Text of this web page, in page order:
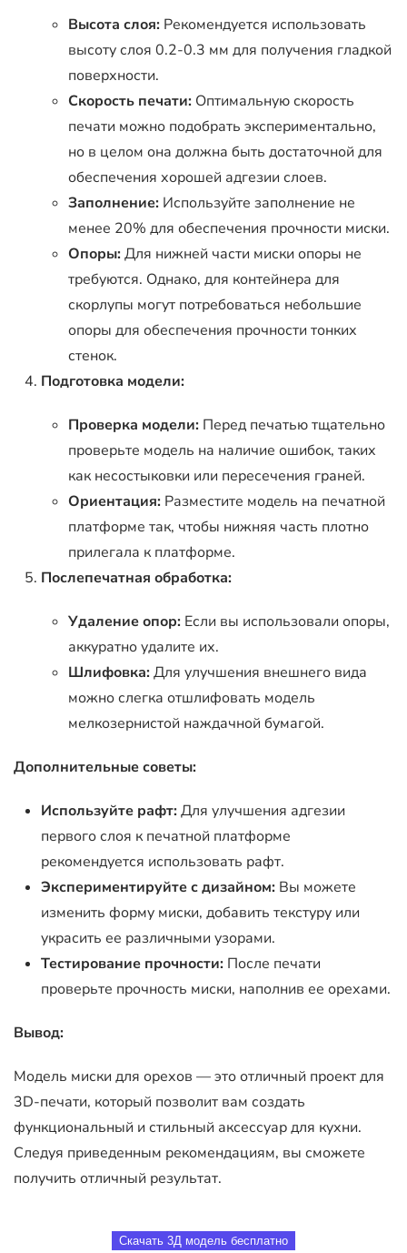
Высота слоя: Рекомендуется использовать
высоту слоя 0.2-0.3 мм для получения гладкой
поверхности.
Скорость печати: Оптимальную скорость
печати можно подобрать экспериментально,
но в целом она должна быть достаточной для
обеспечения хорошей адгезии слоев.
Заполнение: Используйте заполнение не
менее 20% для обеспечения прочности миски.
Опоры:Для нижней части миски опоры не
требуются. Однако, для контейнера для
скорлупы могут потребоваться небольшие
опоры для обеспечения прочности тонких
стенок.
Подготовка модели:
Проверка модели: Перед печатью тщательно
проверьте модель на наличие ошибок, таких
как несостыковки или пересечения граней.
Ориентация: Разместите модель на печатной
платформе так, чтобы нижняя часть плотно
прилегала к платформе.
Послепечатная обработка:
Удаление опор: Если вы использовали опоры,
аккуратно удалите их.
Шлифовка:Для улучшения внешнего вида
можно слегка отшлифовать модель
мелкозернистой наждачной бумагой.
Дополнительные советы:
Используйте рафт:Для улучшения адгезии
первого слоя к печатной платформе
рекомендуется использовать рафт.
Экспериментируйте с дизайном: Вы можете
изменить форму миски, добавить текстуру или
украсить ее различными узорами.
Тестирование прочности: После печати
проверьте прочность миски, наполнив ее орехами.
Вывод:
Модель миски для орехов — это отличный проект для
3D-печати, который позволит вам создать
функциональный и стильный аксессуар для кухни.
Следуя приведенным рекомендациям, вы сможете
получить отличный результат.
Скачать 3Д модель бесплатно